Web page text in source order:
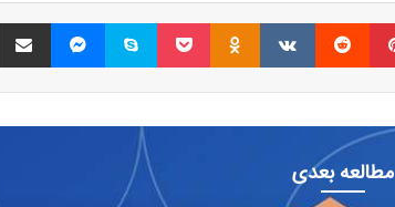
پینتریست Reddit
VKontakte
Odnoklassniki پاکت اسکایپ مسنجر
مطالعه بعدی